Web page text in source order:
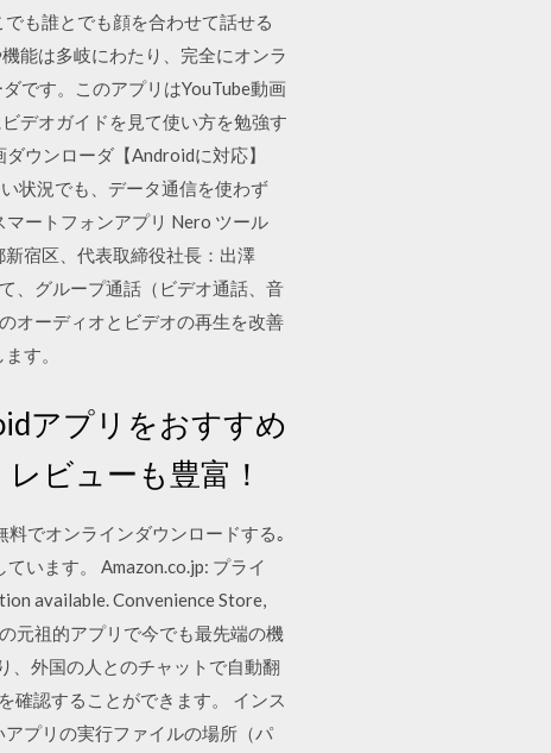
も誰とでも顔を合わせて話せる
能は多岐にわたり、完全にオンラ
です。このアプリはYouTube動画
デオガイドを見て使い方を勉強す
ウンローダ【Androidに対応】
状況でも、データ通信を使わず
ートフォンアプリ Nero ツール
宿区、代表取締役社⻑：出澤
、グループ通話（ビデオ通話、音
オーディオとビデオの再生を改善
す。
アプリをおすすめ
ビューも豊富！
でオンラインダウンロードする｡
います。 Amazon.co.jp: プライ
available. Convenience Store,
元祖的アプリで今でも最先端の機
、外国の人とのチャットで自動翻
確認することができます。 インス
プリの実行ファイルの場所（パ